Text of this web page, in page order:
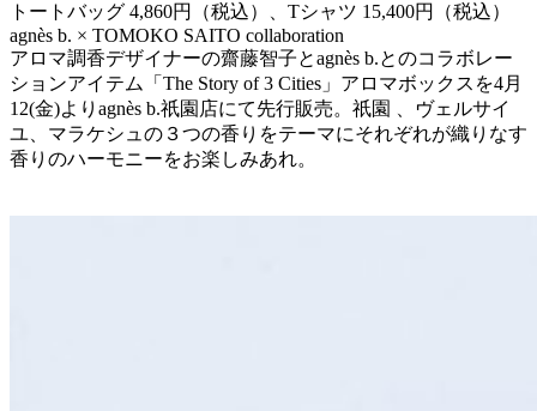
トートバッグ 4,860円（税込）、Tシャツ 15,400円（税込）
agnès b. × TOMOKO SAITO collaboration
アロマ調香デザイナーの齋藤智子とagnès b.とのコラボレー
ションアイテム「The Story of 3 Cities」アロマボックスを4月
12(金)よりagnès b.祇園店にて先行販売。祇園 、ヴェルサイ
ユ、マラケシュの３つの香りをテーマにそれぞれが織りなす
香りのハーモニーをお楽しみあれ。